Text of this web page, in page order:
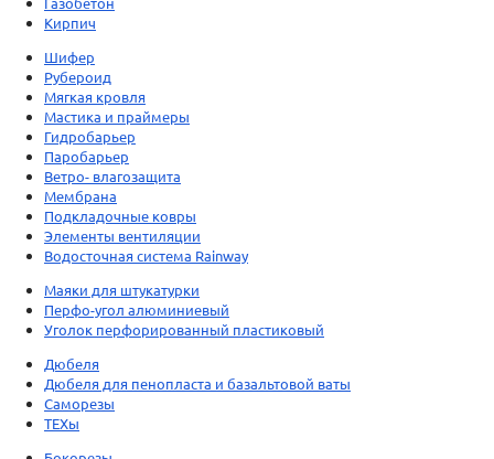
Кирпич
Шифер
Рубероид
Мягкая кровля
Мастика и праймеры
Гидробарьер
Паробарьер
Ветро- влагозащита
Мембрана
Подкладочные ковры
Элементы вентиляции
Водосточная система Rainway
Маяки для штукатурки
Перфо-угол алюминиевый
Уголок перфорированный пластиковый
Дюбеля
Дюбеля для пенопласта и базальтовой ваты
Саморезы
ТЕХы